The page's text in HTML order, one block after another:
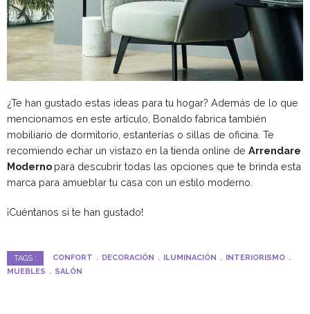
¿Te han gustado estas ideas para tu hogar? Además de lo que
mencionamos en este artículo, Bonaldo fabrica también
mobiliario de dormitorio, estanterías o sillas de oficina. Te
recomiendo echar un vistazo en la tienda online de Arrendare
Moderno para descubrir todas las opciones que te brinda esta
marca para amueblar tu casa con un estilo moderno.
¡Cuéntanos si te han gustado!
TAGS : CONFORT DECORACIÓN ILUMINACIÓN
INTERIORISMO
MUEBLES
SALÓN